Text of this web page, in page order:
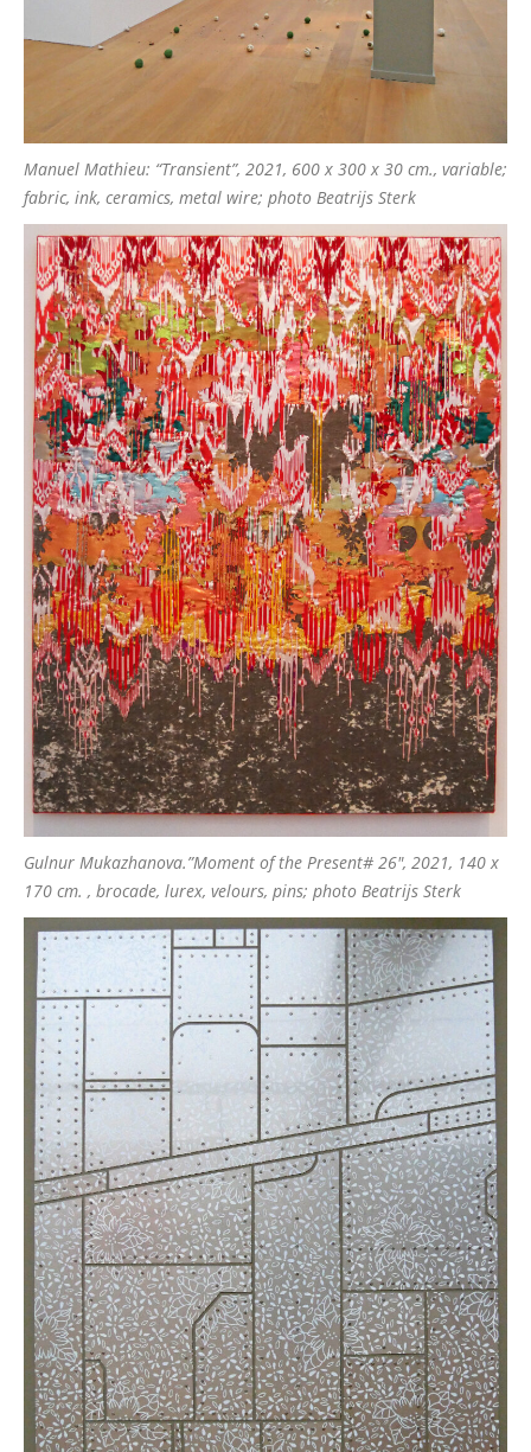
Manuel Mathieu: “Transient”, 2021, 600 x 300 x 30 cm., variable;
fabric, ink, ceramics, metal wire; photo Beatrijs Sterk
Gulnur Mukazhanova.”Moment of the Present# 26″, 2021, 140 x
170 cm. , brocade, lurex, velours, pins; photo Beatrijs Sterk